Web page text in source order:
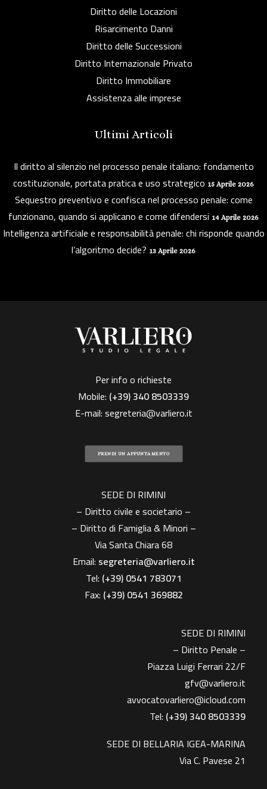
Diritto delle Locazioni
Risarcimento Danni
Diritto delle Successioni
Diritto Internazionale Privato
Diritto Immobiliare
Assistenza alle imprese
Ultimi Articoli
Il diritto al silenzio nel processo penale italiano: fondamento
costituzionale, portata pratica e uso strategico 15 Aprile 2026
Sequestro preventivo e confisca nel processo penale: come
funzionano, quando si applicano e come difendersi 14 Aprile 2026
Intelligenza artificiale e responsabilità penale: chi risponde quando
l’algoritmo decide? 13 Aprile 2026
Per info o richieste
Mobile: (+39)340 8503339
E-mail:segreteria@varliero.it
PRENDI UN APPUNTAMENTO
SEDE DI RIMINI
– Diritto civile e societario –
– Diritto di Famiglia & Minori –
Via Santa Chiara 68
Email: segreteria@varliero.it
Tel: (+39) 0541 783071
Fax: (+39)0541 369882
SEDE DI RIMINI
– Diritto Penale –
Piazza Luigi Ferrari 22/F
gfv@varliero.it
avvocatovarliero@icloud.com
Tel: (+39) 340 8503339
SEDE DI BELLARIA IGEA-MARINA
Via C. Pavese 21